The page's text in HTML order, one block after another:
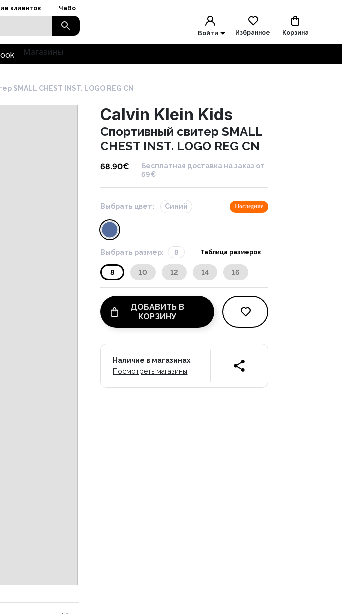
клиентов ЧаВо
Войти Избранное Корзина
Магазины
SMALL CHEST INST. LOGO REG CN
Calvin Klein Kids
Cпортивный свитер SMALL
CHEST INST. LOGO REG CN
68.90€
Бесплатная доставка на заказ от
69€
Выбрать цвет: Синий Последние
Выбрать размер: 8 Таблица размеров
8 10 12 14 16
ДОБАВИТЬ В
КОРЗИНУ
Наличие в магазинах
Посмотреть магазины